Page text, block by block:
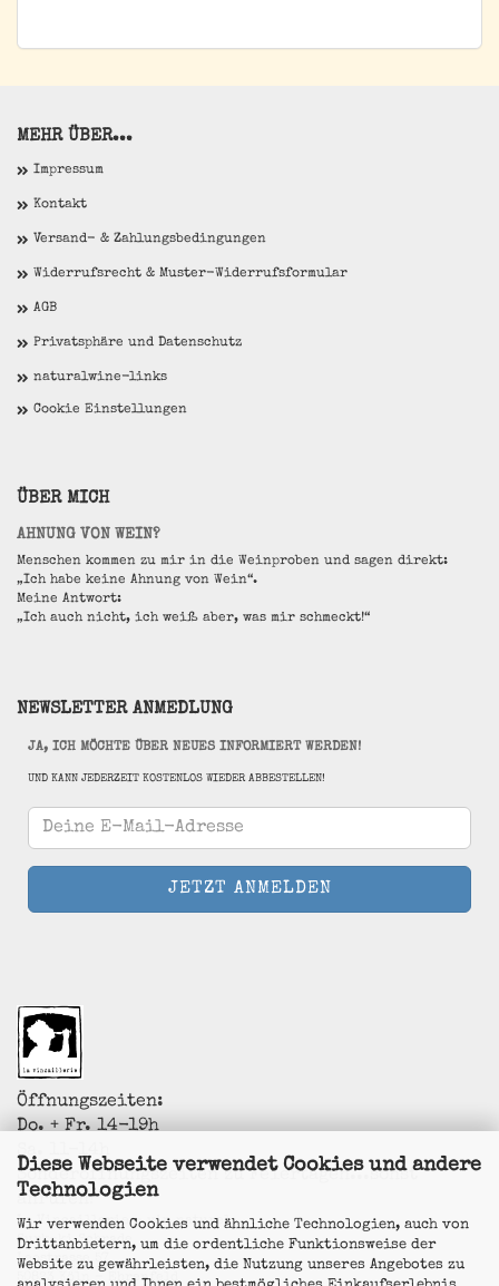
Diese Webseite verwendet Cookies und andere
Technologien
Wir verwenden Cookies und ähnliche Technologien, auch von
Drittanbietern, um die ordentliche Funktionsweise der
Website zu gewährleisten, die Nutzung unseres Angebotes zu
MEHR ÜBER...
Impressum
Kontakt
Versand- & Zahlungsbedingungen
Widerrufsrecht & Muster-Widerrufsformular
AGB
Privatsphäre und Datenschutz
naturalwine-links
Cookie Einstellungen
ÜBER MICH
AHNUNG VON WEIN?
Menschen kommen zu mir in die Weinproben und sagen direkt:
„Ich habe keine Ahnung von Wein“.
Meine Antwort:
„Ich auch nicht, ich weiß aber, was mir schmeckt!“
NEWSLETTER ANMEDLUNG
JA, ICH MÖCHTE ÜBER NEUES INFORMIERT WERDEN!
UND KANN JEDERZEIT KOSTENLOS WIEDER ABBESTELLEN!
Öffnungszeiten:
Do. + Fr. 14-19h
Sa. 11-14h
Sonderöffnungszeiten zu Feiertagen...sonst
anrufen!
La Vincaillerie - vin naturel
Surk-ki Schrade
Leostrasse 57
50823 Köln - Ehrenfeld